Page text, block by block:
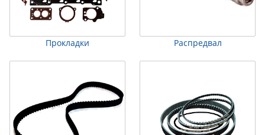
Прокладки Распредвал